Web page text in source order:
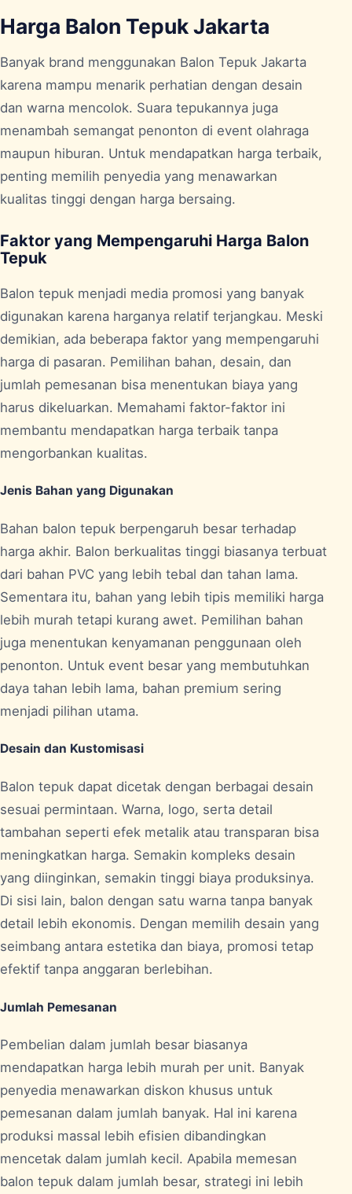
Harga Balon Tepuk Jakarta
Banyak brand menggunakan Balon Tepuk Jakarta
karena mampu menarik perhatian dengan desain
dan warna mencolok. Suara tepukannya juga
menambah semangat penonton di event olahraga
maupun hiburan. Untuk mendapatkan harga terbaik,
penting memilih penyedia yang menawarkan
kualitas tinggi dengan harga bersaing.
Faktor yang Mempengaruhi Harga Balon
Tepuk
Balon tepuk menjadi media promosi yang banyak
digunakan karena harganya relatif terjangkau. Meski
demikian, ada beberapa faktor yang mempengaruhi
harga di pasaran. Pemilihan bahan, desain, dan
jumlah pemesanan bisa menentukan biaya yang
harus dikeluarkan. Memahami faktor-faktor ini
membantu mendapatkan harga terbaik tanpa
mengorbankan kualitas.
Jenis Bahan yang Digunakan
Bahan balon tepuk berpengaruh besar terhadap
harga akhir. Balon berkualitas tinggi biasanya terbuat
dari bahan PVC yang lebih tebal dan tahan lama.
Sementara itu, bahan yang lebih tipis memiliki harga
lebih murah tetapi kurang awet. Pemilihan bahan
juga menentukan kenyamanan penggunaan oleh
penonton. Untuk event besar yang membutuhkan
daya tahan lebih lama, bahan premium sering
menjadi pilihan utama.
Desain dan Kustomisasi
Balon tepuk dapat dicetak dengan berbagai desain
sesuai permintaan. Warna, logo, serta detail
tambahan seperti efek metalik atau transparan bisa
meningkatkan harga. Semakin kompleks desain
yang diinginkan, semakin tinggi biaya produksinya.
Di sisi lain, balon dengan satu warna tanpa banyak
detail lebih ekonomis. Dengan memilih desain yang
seimbang antara estetika dan biaya, promosi tetap
efektif tanpa anggaran berlebihan.
Jumlah Pemesanan
Pembelian dalam jumlah besar biasanya
mendapatkan harga lebih murah per unit. Banyak
penyedia menawarkan diskon khusus untuk
pemesanan dalam jumlah banyak. Hal ini karena
produksi massal lebih efisien dibandingkan
mencetak dalam jumlah kecil. Apabila memesan
balon tepuk dalam jumlah besar, strategi ini lebih